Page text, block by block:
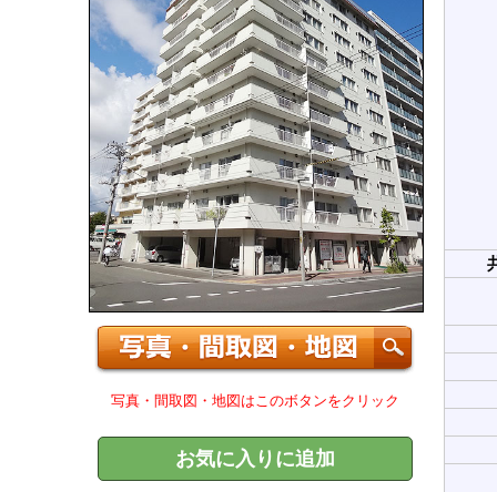
写真・間取図・地図はこのボタンをクリック
お気に入りに追加